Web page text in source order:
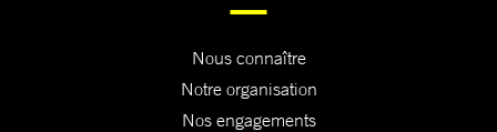
Nous connaître
Notre organisation
Nos engagements